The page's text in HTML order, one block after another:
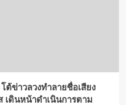
ต้ข่าวลวงทำลายชื่อเสียง
เดินหน้าดำเนินการตาม